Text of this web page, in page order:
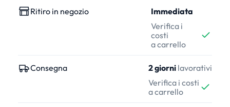
Ritiro in negozio
Immediata
Verifica i
costi
a carrello
Consegna 2 giorni lavorativi
Verifica i costi
a carrello